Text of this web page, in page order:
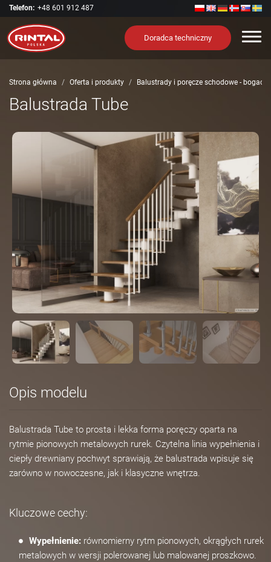
Telefon: +48 601 912 487
Doradca techniczny
Strona główna Oferta i produkty Balustrady i poręcze schodowe -
Balustrada Tube
Opis modelu
Balustrada Tube to prosta i lekka forma poręczy oparta na
rytmie pionowych metalowych rurek. Czytelna linia wypełnienia i
ciepły drewniany pochwyt sprawiają, że balustrada wpisuje się
zarówno w nowoczesne, jak i klasyczne wnętrza.
Kluczowe cechy:
Wypełnienie: równomierny rytm pionowych, okrągłych rurek
metalowych w wersji polerowanej lub malowanej proszkowo.